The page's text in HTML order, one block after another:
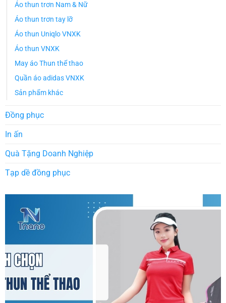
Áo thun trơn Nam & Nữ
Áo thun trơn tay lỡ
Áo thun Uniqlo VNXK
Áo thun VNXK
May áo Thun thể thao
Quần áo adidas VNXK
Sản phẩm khác
Đồng phục
In ấn
Quà Tặng Doanh Nghiệp
Tạp dề đồng phục